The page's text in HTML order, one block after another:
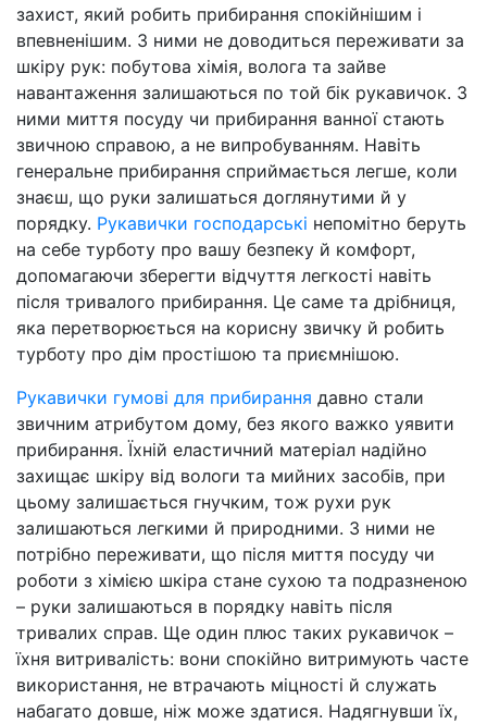
захист, який робить прибирання спокійнішим і
впевненішим. З ними не доводиться переживати за
шкіру рук: побутова хімія, волога та зайве
навантаження залишаються по той бік рукавичок. З
ними миття посуду чи прибирання ванної стають
звичною справою, а не випробуванням. Навіть
генеральне прибирання сприймається легше, коли
знаєш, що руки залишаться доглянутими й у
порядку. Рукавички господарські непомітно беруть
на себе турботу про вашу безпеку й комфорт,
допомагаючи зберегти відчуття легкості навіть
після тривалого прибирання. Це саме та дрібниця,
яка перетворюється на корисну звичку й робить
турботу про дім простішою та приємнішою.
Рукавички гумові для прибирання давно стали
звичним атрибутом дому, без якого важко уявити
прибирання. Їхній еластичний матеріал надійно
захищає шкіру від вологи та мийних засобів, при
цьому залишається гнучким, тож рухи рук
залишаються легкими й природними. З ними не
потрібно переживати, що після миття посуду чи
роботи з хімією шкіра стане сухою та подразненою
– руки залишаються в порядку навіть після
тривалих справ. Ще один плюс таких рукавичок –
їхня витривалість: вони спокійно витримують часте
використання, не втрачають міцності й служать
набагато довше, ніж може здатися. Надягнувши їх,